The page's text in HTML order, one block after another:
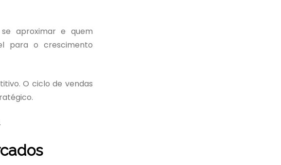
aproximar e quem
para o crescimento
O ciclo de vendas